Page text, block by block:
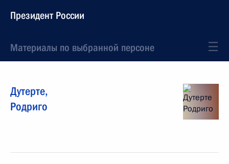
Президент России
Материалы по выбранной персоне
Дутерте,
Родриго